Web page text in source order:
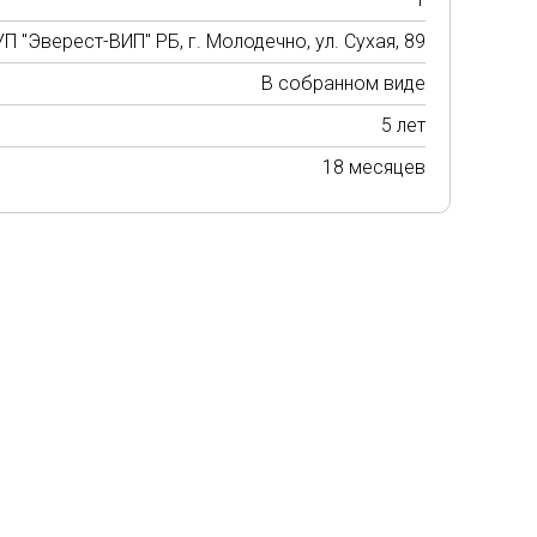
"Эверест-ВИП" РБ, г. Молодечно, ул. Сухая, 89
В собранном виде
5 лет
18 месяцев